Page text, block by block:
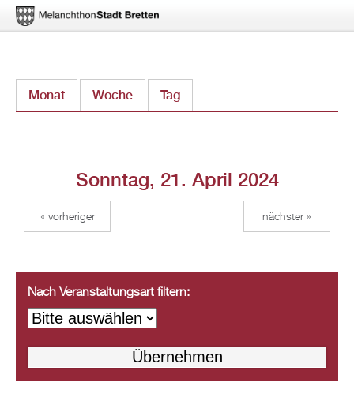
zum
Monat Woche Tag
Sonntag, 21. April 2024
« vorheriger nächster »
Nach Veranstaltungsart filtern: